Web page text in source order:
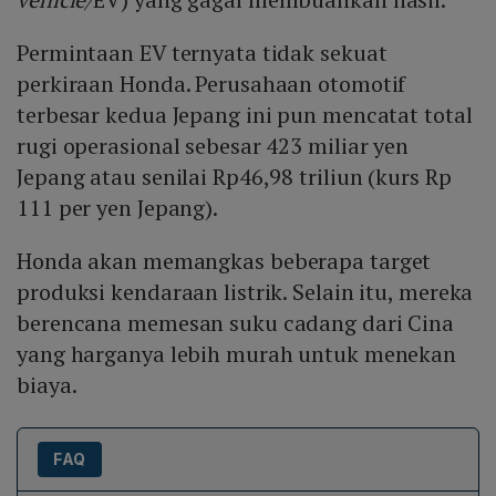
Permintaan EV ternyata tidak sekuat
perkiraan Honda. Perusahaan otomotif
terbesar kedua Jepang ini pun mencatat total
rugi operasional sebesar 423 miliar yen
Jepang atau senilai Rp46,98 triliun (kurs Rp
111 per yen Jepang).
Honda akan memangkas beberapa target
produksi kendaraan listrik. Selain itu, mereka
berencana memesan suku cadang dari Cina
yang harganya lebih murah untuk menekan
biaya.
FAQ